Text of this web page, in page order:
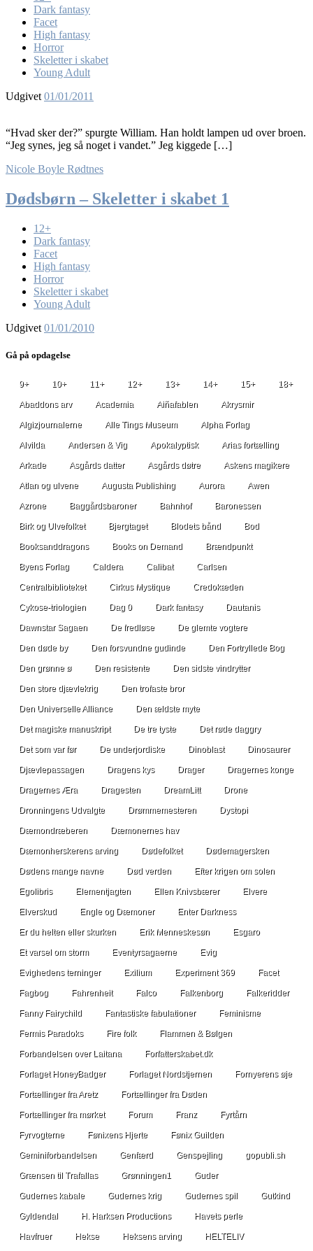
Dark fantasy
Facet
High fantasy
Horror
Skeletter i skabet
Young Adult
Udgivet 01/01/2011
“Hvad sker der?” spurgte William. Han holdt lampen ud over broen.
“Jeg synes, jeg så noget i vandet.” Jeg kiggede […]
Nicole Boyle Rødtnes
Dødsbørn – Skeletter i skabet 1
12+
Dark fantasy
Facet
High fantasy
Horror
Skeletter i skabet
Young Adult
Udgivet 01/01/2010
Gå på opdagelse
9+ 10+ 11+ 12+ 13+ 14+ 15+ 18+
Abaddons arv Academia Aiñafablen Akrysmir
Algizjournalerne Alle Tings Museum Alpha Forlag
Alvilda Andersen & Vig Apokalyptisk Arias fortælling
Arkade Asgårds datter Asgårds døtre Askens magikere
Atlan og ulvene Augusta Publishing Aurora Awen
Azrone Baggårdsbaroner Bahnhof Baronessen
Birk og Ulvefolket Bjergtaget Blodets bånd Bod
Booksanddragons Books on Demand Brændpunkt
Byens Forlag Caldera Calibat Carlsen
Centralbiblioteket Cirkus Mystique Credokæden
Cykose-triologien Dag 0 Dark fantasy Dautanis
Dawnstar Sagaen De fredløse De glemte vogtere
Den døde by Den forsvundne gudinde Den Fortryllede Bog
Den grønne ø Den resistente Den sidste vindrytter
Den store djævlekrig Den trofaste bror
Den Universelle Alliance Den ældste myte
Det magiske manuskript De tre tyste Det røde daggry
Det som var før De underjordiske Dinoblast Dinosaurer
Djævlepassagen Dragens kys Drager Dragernes konge
Dragernes Æra Dragesten DreamLitt Drone
Dronningens Udvalgte Drømmemesteren Dystopi
Dæmondræberen Dæmonernes hav
Dæmonherskerens arving Dødefolket Dødemagersken
Dødens mange navne Død verden Efter krigen om solen
Egolibris Elementjagten Ellen Knivsbærer Elvere
Elverskud Engle og Dæmoner Enter Darkness
Er du helten eller skurken Erik Menneskesøn Esgaro
Et varsel om storm Eventyrsagaerne Evig
Evighedens terninger Exilium Experiment 369 Facet
Fagbog Fahrenheit Falco Falkenborg Falkeridder
Fanny Fairychild Fantastiske fabulationer Feminisme
Fermis Paradoks Fire folk Flammen & Bølgen
Forbandelsen over Laitana Forfatterskabet.dk
Forlaget HoneyBadger Forlaget Nordstjernen Fornyerens øje
Fortællinger fra Aretz Fortællinger fra Døden
Fortællinger fra mørket Forum Franz Fyrtårn
Fyrvogterne Fønixens Hjerte Fønix Guilden
Geminiforbandelsen Genfærd Genspejling gopubli.sh
Grænsen til Trafallas Grønningen1 Guder
Gudernes kabale Gudernes krig Gudernes spil Gutkind
Gyldendal H. Harksen Productions Havets perle
Havfruer Hekse Heksens arving HELTELIV